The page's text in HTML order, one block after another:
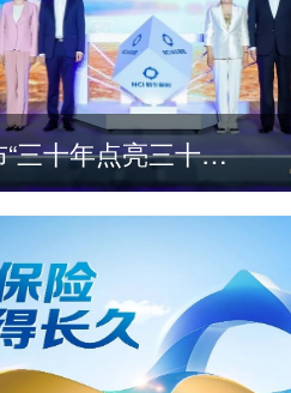
新华保险发布“三十年点亮三十城”全国人才计划